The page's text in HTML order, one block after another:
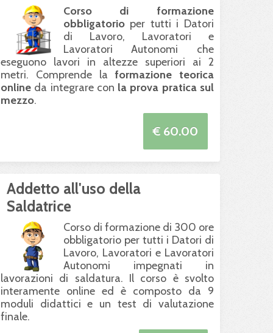
Corso di formazione
obbligatorioper tutti i Datori
di Lavoro, Lavoratori e
Lavoratori Autonomi che
eseguono lavori in altezze superiori ai 2
metri. Comprende laformazione teorica
online da integrare con la prova pratica sul
mezzo.
€ 60.00
Addetto all'uso della
Saldatrice
Corso di formazione di 300 ore
obbligatorio per tutti i Datori di
Lavoro, Lavoratori e Lavoratori
Autonomi impegnati in
lavorazioni di saldatura. Il corso è svolto
interamente online ed è composto da 9
moduli didattici e un test di valutazione
finale.